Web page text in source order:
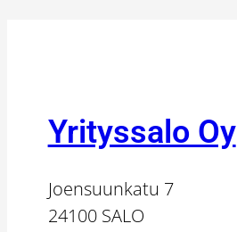
Yrityssalo Oy
Joensuunkatu 7
24100 SALO